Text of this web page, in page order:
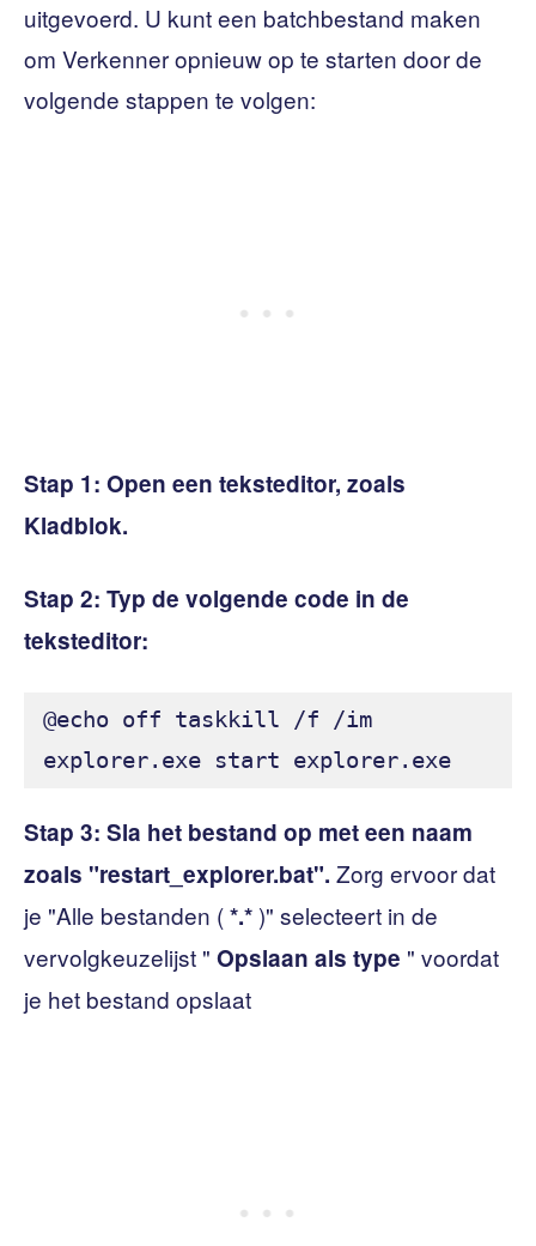
uitgevoerd. U kunt een batchbestand maken
om Verkenner opnieuw op te starten door de
volgende stappen te volgen:
Stap 1: Open een teksteditor, zoals
Kladblok.
Stap 2: Typ de volgende code in de
teksteditor:
@echo off taskkill /f /im
Stap 3: Sla het bestand op met een naam
zoals "restart_explorer.bat". Zorg ervoor dat
je "Alle bestanden (*.* )" selecteert in de
vervolgkeuzelijst " Opslaan als type " voordat
je het bestand opslaat